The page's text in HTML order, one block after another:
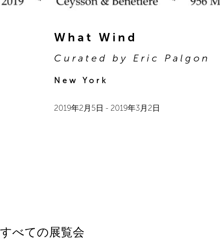
What Wind
Curated by Eric Palgon
New York
2019年2月5日 - 2019年3月2日
すべての展覧会